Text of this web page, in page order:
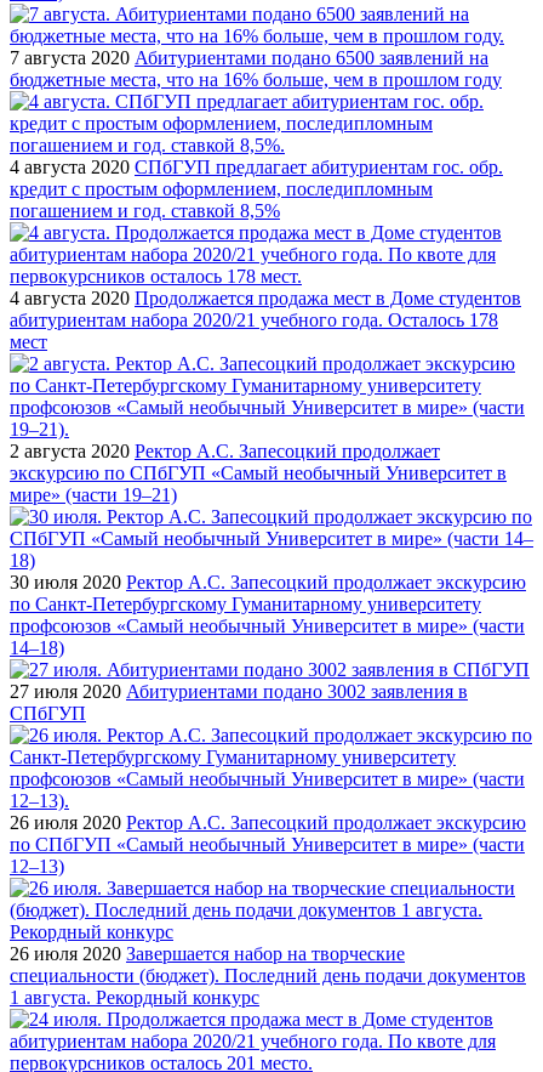
7 августа 2020 Абитуриентами подано 6500 заявлений на
бюджетные места, что на 16% больше, чем в прошлом году
4 августа 2020 СПбГУП предлагает абитуриентам гос. обр.
кредит с простым оформлением, последипломным
погашением и год. ставкой 8,5%
4 августа 2020 Продолжается продажа мест в Доме студентов
абитуриентам набора 2020/21 учебного года. Осталось 178
мест
2 августа 2020 Ректор А.С. Запесоцкий продолжает
экскурсию по СПбГУП «Самый необычный Университет в
мире» (части 19–21)
30 июля 2020 Ректор А.С. Запесоцкий продолжает экскурсию
по Санкт-Петербургскому Гуманитарному университету
профсоюзов «Самый необычный Университет в мире» (части
14–18)
27 июля 2020 Абитуриентами подано 3002 заявления в
СПбГУП
26 июля 2020 Ректор А.С. Запесоцкий продолжает экскурсию
по СПбГУП «Самый необычный Университет в мире» (части
12–13)
26 июля 2020 Завершается набор на творческие
специальности (бюджет). Последний день подачи документов
1 августа. Рекордный конкурс